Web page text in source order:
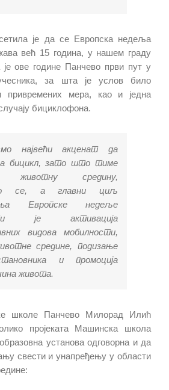
је да се Европска недеља
већ 15 година, у нашем граду
ове године Панчево први пут у
за шта је услов било
привремених мера, као и једна
бициклофона.
највећи акценат да
бицикл, зато што тиме
животну средину,
се, а главни циљ
Европске недеље
је активација
видова мобилности,
средине, подизање
и промоција
живота.
школе Панчево Милорад Илић
пројеката Машинска школа
установа одговорна и да
свести и унапређењу у области